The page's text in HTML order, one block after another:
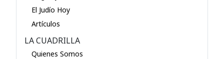
El Judío Hoy
Artículos
LA CUADRILLA
Quienes Somos